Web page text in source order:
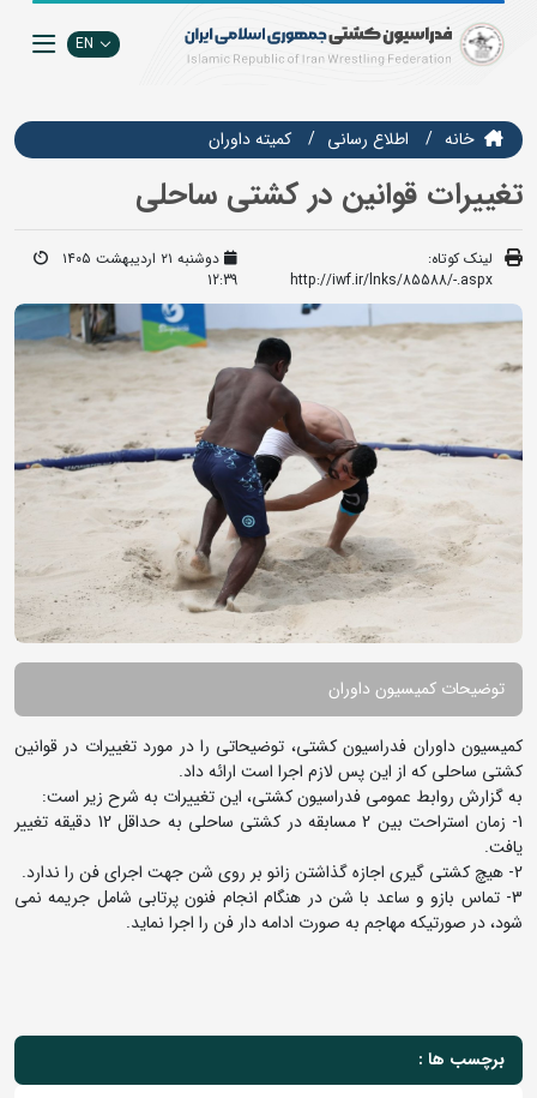
EN
خانه اطلاع رسانی کمیته داوران
تغییرات قوانین در کشتی ساحلی
لینک کوتاه:
http://iwf.ir/lnks/85588/-.aspx
دوشنبه ۲۱ اردیبهشت ۱۴۰۵
12:39
توضیحات کمیسیون داوران
کمیسیون داوران فدراسیون کشتی، توضیحاتی را در مورد تغییرات در قوانین
کشتی ساحلی که از این پس لازم اجرا است ارائه داد.
به گزارش روابط عمومی فدراسیون کشتی، این تغییرات به شرح زیر است:
1- زمان استراحت بین 2 مسابقه در کشتی ساحلی به حداقل 12 دقیقه تغییر
یافت.
2- هیچ کشتی گیری اجازه گذاشتن زانو بر روی شن جهت اجرای فن را ندارد.
3- تماس بازو و ساعد با شن در هنگام انجام فنون پرتابی شامل جریمه نمی
شود، در صورتیکه مهاجم به صورت ادامه دار فن را اجرا نماید.
برچسب ها :